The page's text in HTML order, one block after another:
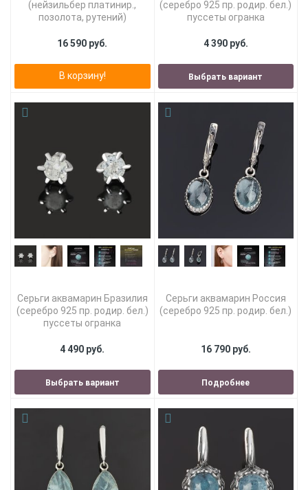
(нейзильбер платинир.,
позолота, рутений)
16 590 руб.
В корзину!
(серебро 925 пр. родир. бел.)
пуссеты огранка
4 390 руб.
Выбрать вариант
Серьги аквамарин Бразилия
(серебро 925 пр. родир. бел.)
пуссеты огранка
4 490 руб.
Выбрать вариант
Серьги аквамарин Россия
(серебро 925 пр. родир. бел.)
16 790 руб.
Подробнее